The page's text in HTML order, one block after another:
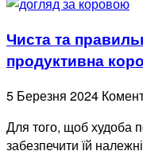
Чиста та
продуктивна
5 Березня 2024
Для того, щоб худоба
забезпечити їй